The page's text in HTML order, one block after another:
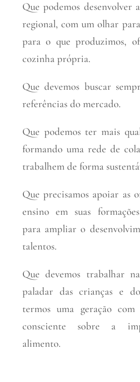
Que podemos desenvolver
regional, com um olhar
para o que produzimos,
cozinha própria.
Que devemos buscar
referências do mercado.
Que podemos ter mais
formando uma rede de
trabalhem de forma
Que precisamos apoiar as
ensino em suas
para ampliar o
talentos.
Que devemos trabalhar
paladar das crianças e
termos uma geração
consciente sobre a
alimento.